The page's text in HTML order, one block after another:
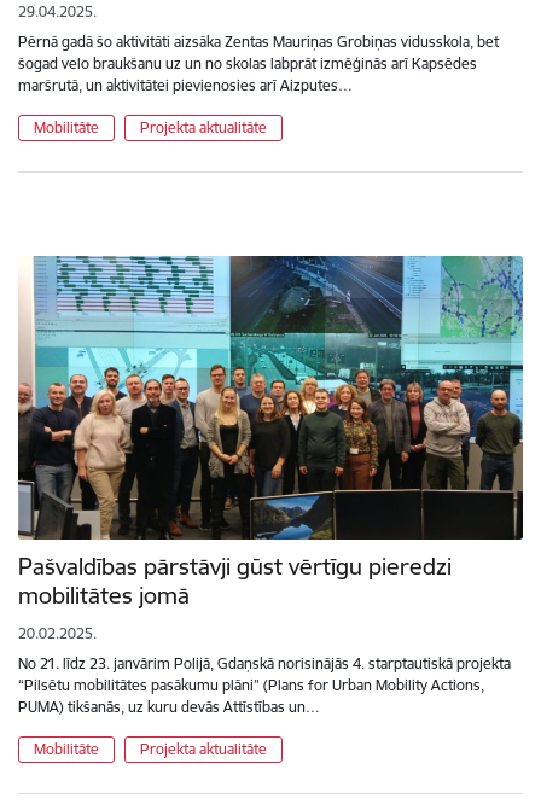
29.04.2025.
Pērnā gadā šo aktivitāti aizsāka Zentas Mauriņas Grobiņas vidusskola, bet
šogad velo braukšanu uz un no skolas labprāt izmēģinās arī Kapsēdes
maršrutā, un aktivitātei pievienosies arī Aizputes…
Mobilitāte Projekta aktualitāte
Pašvaldības pārstāvji gūst vērtīgu pieredzi
mobilitātes jomā
20.02.2025.
No 21. līdz 23. janvārim Polijā, Gdaņskā norisinājās 4. starptautiskā projekta
“Pilsētu mobilitātes pasākumu plāni” (Plans for Urban Mobility Actions,
PUMA) tikšanās, uz kuru devās Attīstības un…
Mobilitāte Projekta aktualitāte